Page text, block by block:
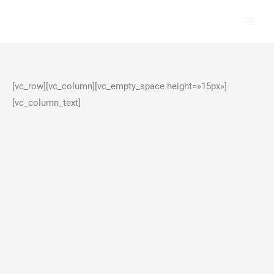
[vc_row][vc_column][vc_empty_space height=»15px»]
[vc_column_text]